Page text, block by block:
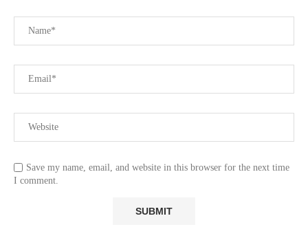
Save my name, email, and website in this browser for the next time
I comment.